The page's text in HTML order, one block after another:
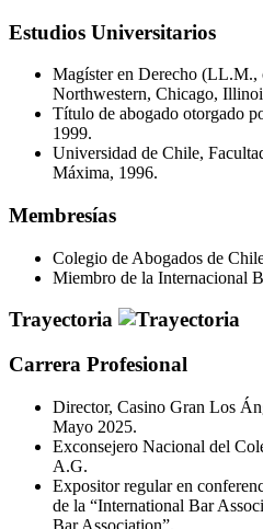
Estudios Universitarios
Magíster en Derecho (LL.M.,
Northwestern, Chicago,
Título de abogado otorgado
1999.
Universidad de Chile,
Máxima, 1996.
Membresías
Colegio de Abogados de
Miembro de la Internacional
Trayectoria
Carrera Profesional
Director, Casino Gran Los
Mayo 2025.
Exconsejero Nacional del
A.G.
Expositor regular en
de la “International Bar
Bar Association”.